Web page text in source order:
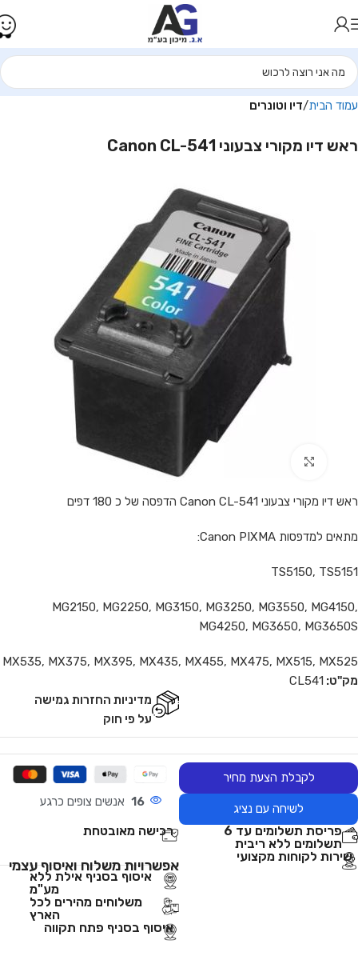
עמוד הבית דיו וטונרים
ראש דיו מקורי צבעוני Canon CL-541
ראש דיו מקורי צבעוני Canon CL-541 הדפסה של כ 180 דפים
מתאים למדפסות Canon PIXMA:
TS5150, TS5151
MG2150, MG2250, MG3150, MG3250, MG3550, MG4150,
MG4250, MG3650, MG3650S
MX535, MX375, MX395, MX435, MX455, MX475, MX515, MX525
מק"ט: CL541
מדיניות החזרות גמישה
על פי חוק
לקבלת הצעת מחיר
לשיחה עם נציג 16 אנשים צופים כרגע
פריסת תשלומים עד 6
תשלומים ללא ריבית
רכישה מאובטחת
שירות לקוחות מקצועי
אפשרויות משלוח ואיסוף עצמי
איסוף בסניף אילת ללא
מע"מ
משלוחים מהירים לכל
הארץ
איסוף בסניף פתח תקווה